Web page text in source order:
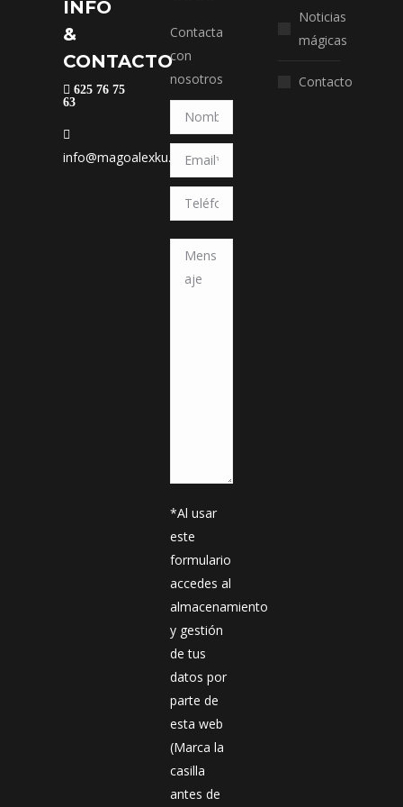
INFO
&
CONTACTO
625 76 75
63
info@magoalexku.com
Contacta
con
nosotros
*Al usar
este
formulario
accedes al
almacenamiento
y gestión
de tus
datos por
parte de
esta web
(Marca la
casilla
antes de
Noticias
mágicas
Contacto